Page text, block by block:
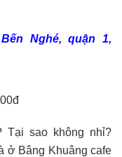
Nghé, quận 1,
Tại sao không nhỉ?
ở Bâng Khuâng cafe